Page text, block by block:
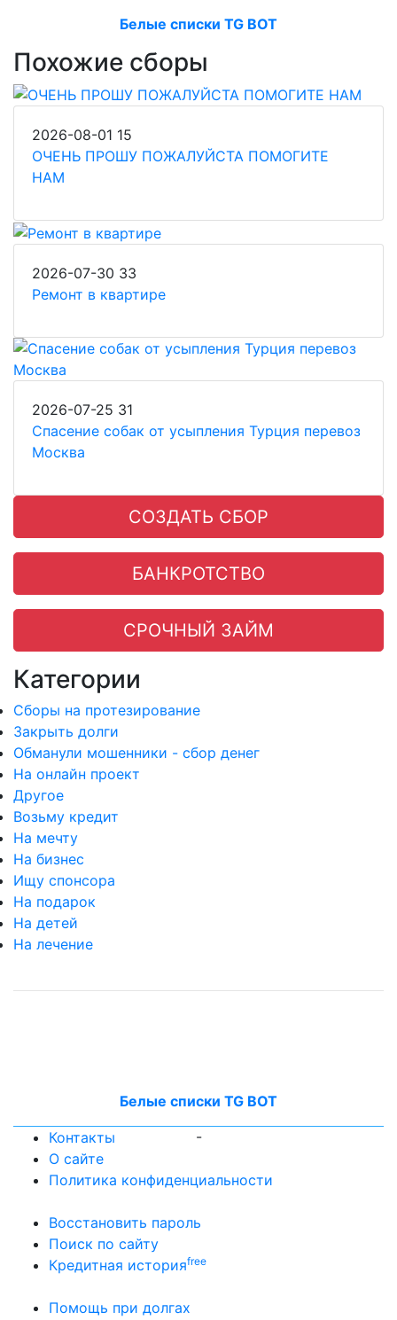
Белые списки TG BOT
Похожие сборы
2026-08-01 15
ОЧЕНЬ ПРОШУ ПОЖАЛУЙСТА ПОМОГИТЕ
НАМ
2026-07-30 33
Ремонт в квартире
2026-07-25 31
Спасение собак от усыпления Турция перевоз
Москва
СОЗДАТЬ СБОР
БАНКРОТСТВО
СРОЧНЫЙ ЗАЙМ
Категории
Сборы на протезирование
Закрыть долги
Обманули мошенники - сбор денег
На онлайн проект
Другое
Возьму кредит
На мечту
На бизнес
Ищу спонсора
На подарок
На детей
На лечение
Белые списки TG BOT
-
Контакты
О сайте
Политика конфиденциальности
Восстановить пароль
Поиск по сайту
Кредитная историяfree
Помощь при долгах